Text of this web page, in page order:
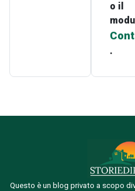
o il
.
Questo è un blog privato a scopo